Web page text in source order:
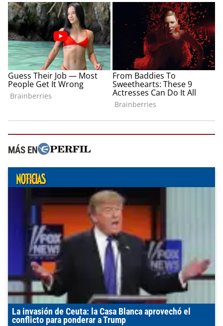
MÁS EN
La invasión de Ceuta: la Casa Blanca aprovechó el
conflicto para ponderar a Trump